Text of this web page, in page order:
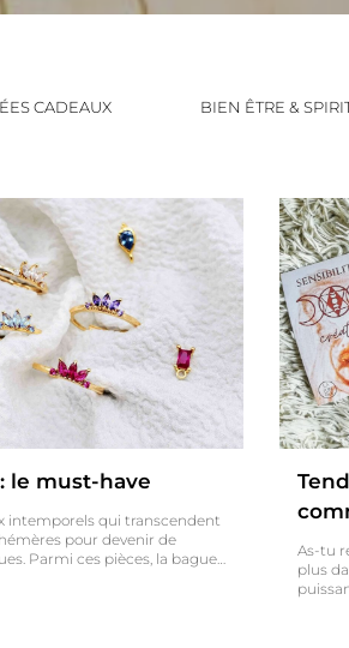
CADEAUX BIEN ÊTRE &
le must-have
intemporels qui transcendent
pour devenir de
Parmi ces pièces, la bague…
As-tu
plus